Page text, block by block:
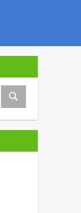
Zoeken